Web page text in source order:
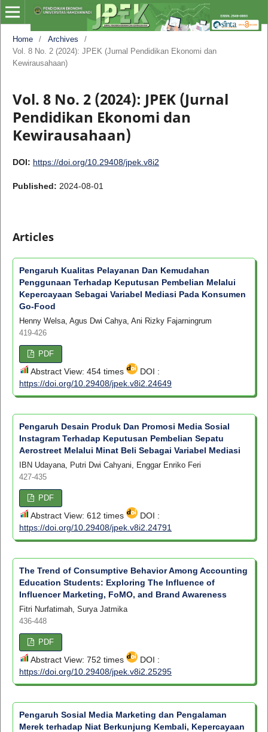
Home / Archives
/
Vol. 8 No. 2 (2024): JPEK (Jurnal Pendidikan Ekonomi dan
Kewirausahaan)
Vol. 8 No. 2 (2024): JPEK (Jurnal
Pendidikan Ekonomi dan
Kewirausahaan)
DOI: https://doi.org/10.29408/jpek.v8i2
Published: 2024-08-01
Articles
Pengaruh Kualitas Pelayanan Dan Kemudahan
Penggunaan Terhadap Keputusan Pembelian Melalui
Kepercayaan Sebagai Variabel Mediasi Pada Konsumen
Go-Food
Henny Welsa, Agus Dwi Cahya, Ani Rizky Fajarningrum
419-426
PDF
Abstract View: 454 times
DOI :
https://doi.org/10.29408/jpek.v8i2.24649
Pengaruh Desain Produk Dan Promosi Media Sosial
Instagram Terhadap Keputusan Pembelian Sepatu
Aerostreet Melalui Minat Beli Sebagai Variabel Mediasi
IBN Udayana, Putri Dwi Cahyani, Enggar Enriko Feri
427-435
PDF
Abstract View: 612 times
DOI :
https://doi.org/10.29408/jpek.v8i2.24791
The Trend of Consumptive Behavior Among Accounting
Education Students: Exploring The Influence of
Influencer Marketing, FoMO, and Brand Awareness
Fitri Nurfatimah, Surya Jatmika
436-448
PDF
Abstract View: 752 times
DOI :
https://doi.org/10.29408/jpek.v8i2.25295
Pengaruh Sosial Media Marketing dan Pengalaman
Merek terhadap Niat Berkunjung Kembali, Kepercayaan